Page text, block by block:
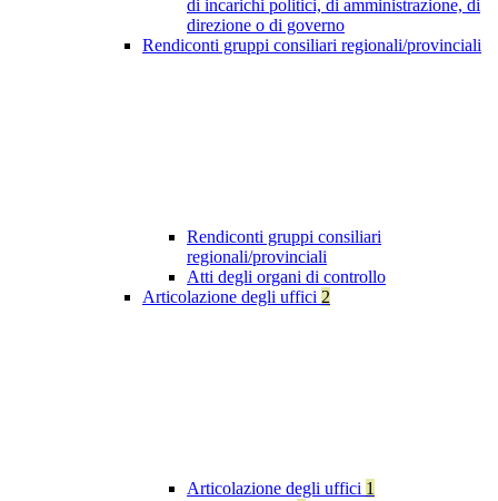
di incarichi politici, di amministrazione, di
direzione o di governo
Rendiconti gruppi consiliari regionali/provinciali
Rendiconti gruppi consiliari
regionali/provinciali
Atti degli organi di controllo
Articolazione degli uffici 2
Articolazione degli uffici 1